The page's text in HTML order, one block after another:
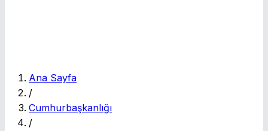
Ana Sayfa
/
Cumhurbaşkanlığı
/